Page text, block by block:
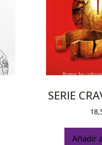
SERIE
Añadir